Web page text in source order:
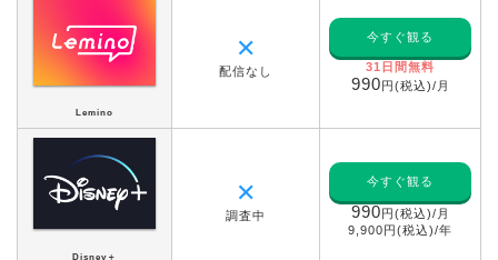
Lemino
✕
配信なし
今すぐ観る
31日間無料
990円(税込)/月
Disney＋
✕
調査中
今すぐ観る
990円(税込)/月
9,900円(税込)/年